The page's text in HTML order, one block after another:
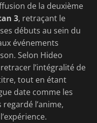
de la deuxième
3, retraçant le
débuts au sein du
événements
Selon Hideo
l’intégralité de
tout en étant
date comme les
l’anime,